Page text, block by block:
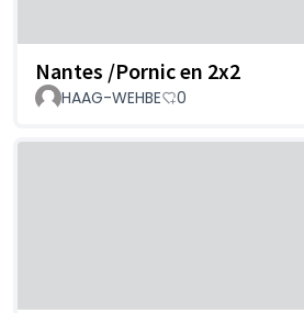
Nantes /Pornic en 2x2
HAAG-WEHBE 0